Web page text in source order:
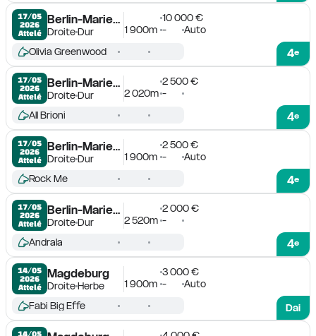
17/05
2026
Attelé
Berlin-Mariendorf
DroiteDur
10 000 €
1 900m - Auto
4e
Olivia Greenwood
17/05
2026
Attelé
Berlin-Mariendorf
DroiteDur
2 500 €
2 020m -
4e
All Brioni
17/05
2026
Attelé
Berlin-Mariendorf
DroiteDur
2 500 €
1 900m - Auto
4e
Rock Me
17/05
2026
Attelé
Berlin-Mariendorf
DroiteDur
2 000 €
2 520m -
4e
Andrala
14/05
2026
Attelé
Magdeburg
DroiteHerbe
3 000 €
1 900m -
Auto
Dai
Fabi Big Effe
14/05